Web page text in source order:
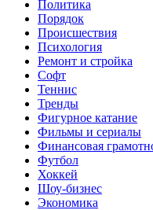
Политика
Порядок
Происшествия
Психология
Ремонт и стройка
Софт
Теннис
Тренды
Фигурное катание
Фильмы и сериалы
Финансовая
Футбол
Хоккей
Шоу-бизнес
Экономика